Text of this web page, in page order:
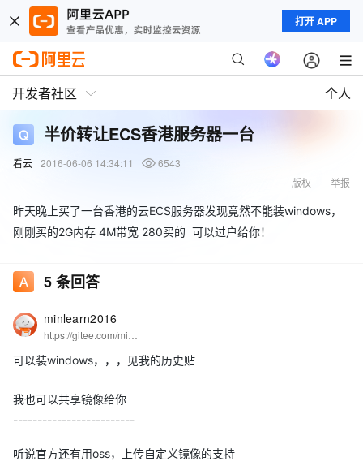
打开 APP
开发者社区 个人
半价转让ECS香港服务器一台
看云 2016-06-06 14:34:11
6543
举报
版权
昨天晚上买了一台香港的云ECS服务器发现竟然不能装windows，
刚刚买的2G内存 4M带宽 280买的 可以过户给你！
5条回答
minlearn2016
可以装windows，，，见我的历史贴
我也可以共享镜像给你
-------------------------
听说官方还有用oss，上传自定义镜像的支持